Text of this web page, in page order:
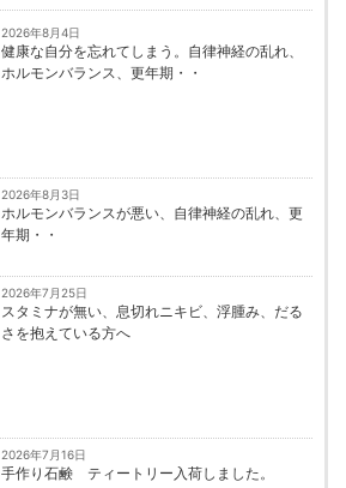
2026年8月4日
健康な自分を忘れてしまう。自律神経の乱れ、
ホルモンバランス、更年期・・
2026年8月3日
ホルモンバランスが悪い、自律神経の乱れ、更
年期・・
2026年7月25日
スタミナが無い、息切れニキビ、浮腫み、だる
さを抱えている方へ
2026年7月16日
手作り石鹸 ティートリー入荷しました。